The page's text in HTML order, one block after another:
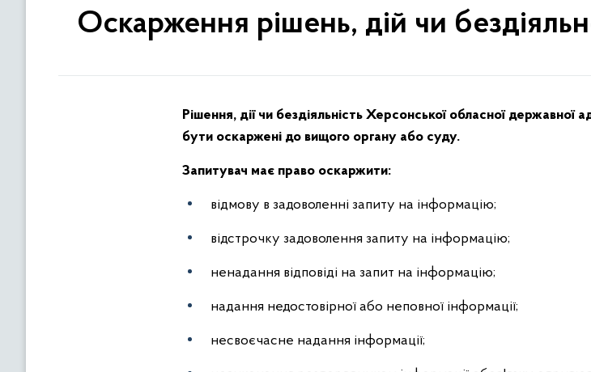
Оскарження рішень, дій чи
Рішення, дії чи бездіяльність Херсонської обласної державної
бути оскаржені до вищого органу або суду.
Запитувач має право оскаржити:
відмову в задоволенні запиту на інформацію;
відстрочку задоволення запиту на інформацію;
ненадання відповіді на запит на інформацію;
надання недостовірної або неповної інформації;
несвоєчасне надання інформації;